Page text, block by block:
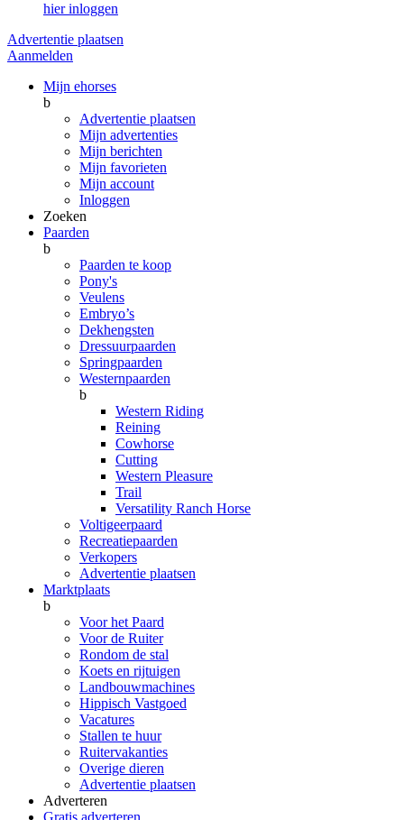
hier inloggen
Advertentie plaatsen
Aanmelden
Mijn ehorses
b
Advertentie plaatsen
Mijn advertenties
Mijn berichten
Mijn favorieten
Mijn account
Inloggen
Zoeken
Paarden
b
Paarden te koop
Pony's
Veulens
Embryo’s
Dekhengsten
Dressuurpaarden
Springpaarden
Westernpaarden
b
Western Riding
Reining
Cowhorse
Cutting
Western Pleasure
Trail
Versatility Ranch Horse
Voltigeerpaard
Recreatiepaarden
Verkopers
Advertentie plaatsen
Marktplaats
b
Voor het Paard
Voor de Ruiter
Rondom de stal
Koets en rijtuigen
Landbouwmachines
Hippisch Vastgoed
Vacatures
Stallen te huur
Ruitervakanties
Overige dieren
Advertentie plaatsen
Adverteren
Gratis adverteren